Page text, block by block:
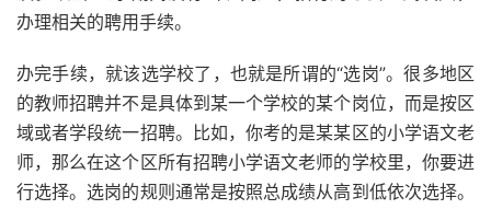
办理相关的聘用手续。
办完手续，就该选学校了，也就是所谓的“选岗”。很多地区
的教师招聘并不是具体到某一个学校的某个岗位，而是按区
域或者学段统一招聘。比如，你考的是某某区的小学语文老
师，那么在这个区所有招聘小学语文老师的学校里，你要进
行选择。选岗的规则通常是按照总成绩从高到低依次选择。